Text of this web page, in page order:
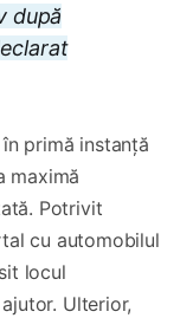
după
primă instanță
maximă
Potrivit
cu automobilul
locul
Ulterior,